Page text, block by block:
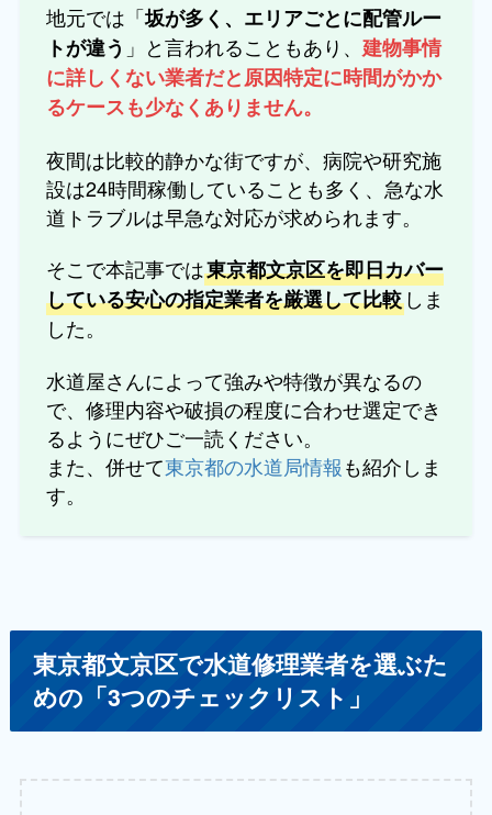
地元では「坂が多く、エリアごとに配管ルー
トが違う 」と言われることもあり、建物事情
に詳しくない業者だと原因特定に時間がかか
るケースも少なくありません。
夜間は比較的静かな街ですが、病院や研究施
設は24時間稼働していることも多く、急な水
道トラブルは早急な対応が求められます。
そこで本記事では東京都文京区を即日カバー
している安心の指定業者を厳選して比較 しま
した。
水道屋さんによって強みや特徴が異なるの
で、修理内容や破損の程度に合わせ選定でき
るようにぜひご一読ください。
また、併せて東京都の水道局情報も紹介しま
す。
東京都文京区で水道修理業者を選ぶた
めの「3つのチェックリスト」